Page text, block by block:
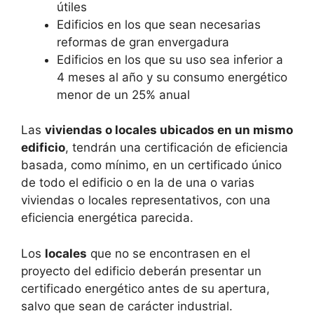
útiles
Edificios en los que sean necesarias
reformas de gran envergadura
Edificios en los que su uso sea inferior a
4 meses al año y su consumo energético
menor de un 25% anual
Las viviendas o locales ubicados en un mismo
edificio, tendrán una certificación de eficiencia
basada, como mínimo, en un certificado único
de todo el edificio o en la de una o varias
viviendas o locales representativos, con una
eficiencia energética parecida.
Los locales que no se encontrasen en el
proyecto del edificio deberán presentar un
certificado energético antes de su apertura,
salvo que sean de carácter industrial.